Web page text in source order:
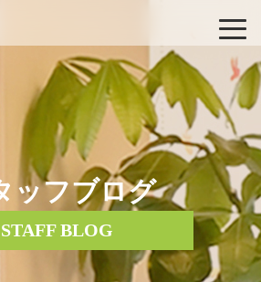
ッフブログ
STAFF BLOG